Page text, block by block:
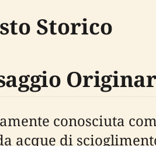
Storico
conosciuta
acque di